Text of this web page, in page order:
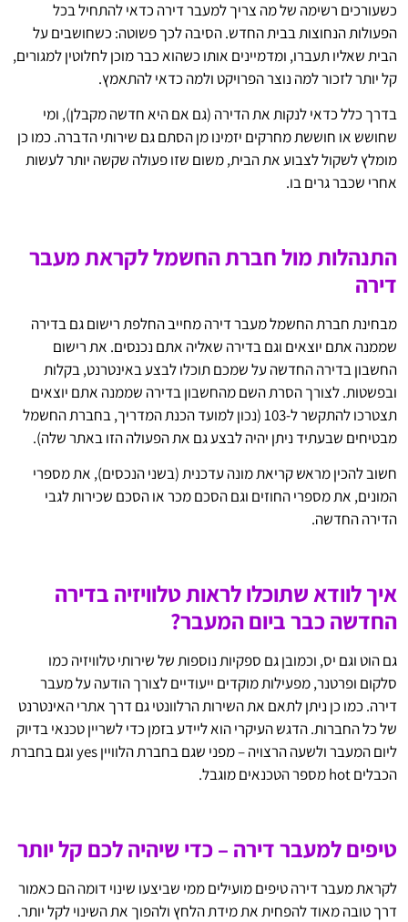
כשעורכים רשימה של מה צריך למעבר דירה כדאי להתחיל בכל
הפעולות הנחוצות בבית החדש. הסיבה לכך פשוטה: כשחושבים על
הבית שאליו תעברו, ומדמיינים אותו כשהוא כבר מוכן לחלוטין למגורים,
קל יותר לזכור למה נוצר הפרויקט ולמה כדאי להתאמץ.
בדרך כלל כדאי לנקות את הדירה (גם אם היא חדשה מקבלן), ומי
שחושש או חוששת מחרקים יזמינו מן הסתם גם שירותי הדברה. כמו כן
מומלץ לשקול לצבוע את הבית, משום שזו פעולה שקשה יותר לעשות
אחרי שכבר גרים בו.
התנהלות מול חברת החשמל לקראת מעבר
דירה
מבחינת חברת החשמל מעבר דירה מחייב החלפת רישום גם בדירה
שממנה אתם יוצאים וגם בדירה שאליה אתם נכנסים. את רישום
החשבון בדירה החדשה על שמכם תוכלו לבצע באינטרנט, בקלות
ובפשטות. לצורך הסרת השם מהחשבון בדירה שממנה אתם יוצאים
תצטרכו להתקשר ל-103 (נכון למועד הכנת המדריך, בחברת החשמל
מבטיחים שבעתיד ניתן יהיה לבצע גם את הפעולה הזו באתר שלה).
חשוב להכין מראש קריאת מונה עדכנית (בשני הנכסים), את מספרי
המונים, את מספרי החוזים וגם הסכם מכר או הסכם שכירות לגבי
הדירה החדשה.
איך לוודא שתוכלו לראות טלוויזיה בדירה
החדשה כבר ביום המעבר?
גם הוט וגם יס, וכמובן גם ספקיות נוספות של שירותי טלוויזיה כמו
סלקום ופרטנר, מפעילות מוקדים ייעודיים לצורך הודעה על מעבר
דירה. כמו כן ניתן לתאם את השירות הרלוונטי גם דרך אתרי האינטרנט
של כל החברות. הדגש העיקרי הוא ליידע בזמן כדי לשריין טכנאי בדיוק
ליום המעבר ולשעה הרצויה – מפני שגם בחברת הלוויין yes וגם בחברת
הכבלים hot מספר הטכנאים מוגבל.
טיפים למעבר דירה – כדי שיהיה לכם קל יותר
לקראת מעבר דירה טיפים מועילים ממי שביצעו שינוי דומה הם כאמור
דרך טובה מאוד להפחית את מידת הלחץ ולהפוך את השינוי לקל יותר.